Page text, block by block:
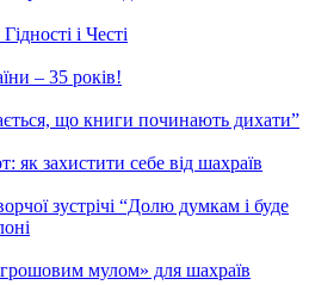
і Честі
– 35 років!
що книги починають дихати”
як захистити себе від шахраїв
зустрічі “Долю думкам і буде
мулом» для шахраїв